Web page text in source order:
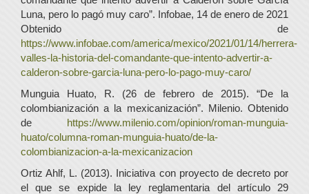
Luna, pero lo pagó muy caro”. Infobae, 14 de enero de 2021
Obtenido de
https://www.infobae.com/america/mexico/2021/01/14/herrera-
valles-la-historia-del-comandante-que-intento-advertir-a-
calderon-sobre-garcia-luna-pero-lo-pago-muy-caro/
Munguia Huato, R. (26 de febrero de 2015). “De la
colombianización a la mexicanización”. Milenio. Obtenido
de https://www.milenio.com/opinion/roman-munguia-
huato/columna-roman-munguia-huato/de-la-
colombianizacion-a-la-mexicanizacion
Ortiz Ahlf, L. (2013). Iniciativa con proyecto de decreto por
el que se expide la ley reglamentaria del artículo 29